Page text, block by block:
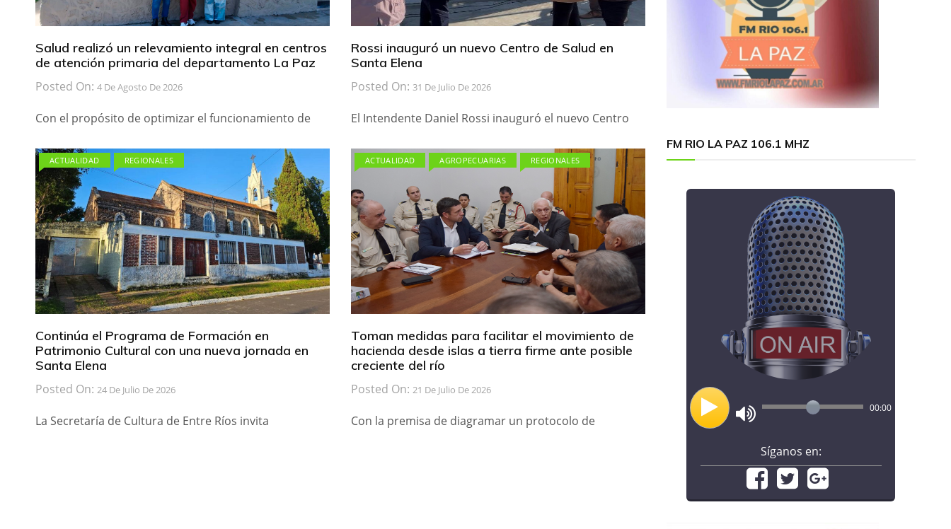
Salud realizó un relevamiento integral en centros
de atención primaria del departamento La Paz
Posted On: 4 De Agosto De 2026
Con el propósito de optimizar el funcionamiento de
Rossi inauguró un nuevo Centro de Salud en
Santa Elena
Posted On: 31 De Julio De 2026
El Intendente Daniel Rossi inauguró el nuevo Centro
ACTUALIDAD REGIONALES
Continúa el Programa de Formación en
Patrimonio Cultural con una nueva jornada en
Santa Elena
Posted On: 24 De Julio De 2026
La Secretaría de Cultura de Entre Ríos invita
ACTUALIDAD AGROPECUARIAS REGIONALES
Toman medidas para facilitar el movimiento de
hacienda desde islas a tierra firme ante posible
creciente del río
Posted On: 21 De Julio De 2026
Con la premisa de diagramar un protocolo de
FM RIO LA PAZ 106.1 MHZ
00:00
Síganos en: